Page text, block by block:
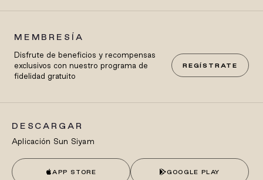
MEMBRESÍA
Disfrute de beneficios y recompensas
exclusivos con nuestro programa de
fidelidad gratuito
REGÍSTRATE
DESCARGAR
Aplicación Sun Siyam
APP STORE GOOGLE PLAY